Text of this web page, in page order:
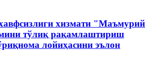
хизмати "Маъмурий
тўлиқ рақамлаштириш
лойиҳасини эълон